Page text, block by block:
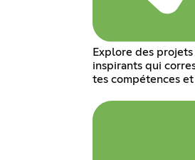
Explore des
inspirants qui
tes compétences